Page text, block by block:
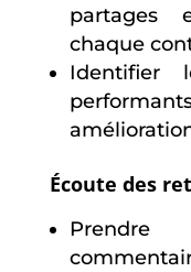
partages
chaque
Identifier
Écoute des